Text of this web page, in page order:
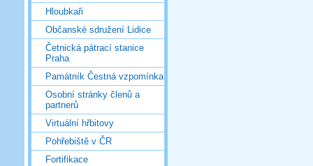
Hloubkaři
Občanské sdružení Lidice
Četnická pátrací stanice
Praha
Památník Čestná vzpomínka
Osobní stránky členů a
partnerů
Virtuální hřbitovy
Pohřebiště v ČR
Fortifikace